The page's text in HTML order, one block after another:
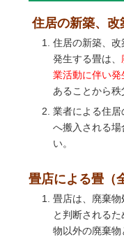
住居の新築、改
住居の新築、
発生する畳は、
業活動に伴い
あることから秩
業者による住
へ搬入される
い。
畳店による畳（
畳店は、廃棄
と判断される
物以外の廃棄